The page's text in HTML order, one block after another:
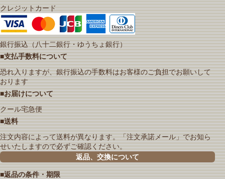
クレジットカード
銀行振込（八十二銀行・ゆうちょ銀行）
■支払手数料について
恐れ入りますが、銀行振込の手数料はお客様のご負担でお願いして
おります
■お届けについて
クール宅急便
■送料
注文内容によって送料が異なります。「注文承諾メール」でお知ら
せいたしますので必ずご確認ください。
返品、交換について
■返品の条件・期限